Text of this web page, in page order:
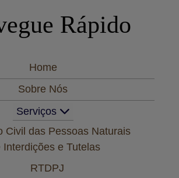
Rápido
Home
Sobre Nós
Serviços
Civil das Pessoas Naturais
Interdições e Tutelas
RTDPJ